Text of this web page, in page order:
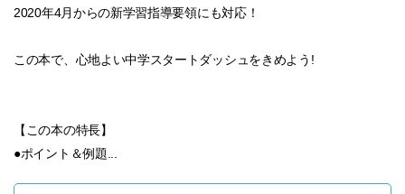
2020年4月からの新学習指導要領にも対応！
この本で、心地よい中学スタートダッシュをきめよう!
【この本の特長】
●ポイント＆例題...